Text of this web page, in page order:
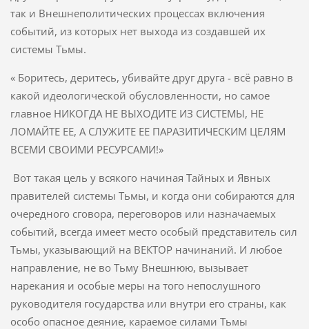
так и Внешнеполитических процессах включения
событий, из которых нет выхода из создавшей их
системы Тьмы.
« Боритесь, деритесь, убивайте друг друга - всё равно в
какой идеологической обусловленности, но самое
главное НИКОГДА НЕ ВЫХОДИТЕ ИЗ СИСТЕМЫ, НЕ
ЛОМАЙТЕ ЕЕ, А СЛУЖИТЕ ЕЕ ПАРАЗИТИЧЕСКИМ ЦЕЛЯМ
ВСЕМИ СВОИМИ РЕСУРСАМИ!»
Вот такая цель у всякого начиная Тайных и Явных
правителей системы Тьмы, и когда они собираются для
очередного сговора, переговоров или назначаемых
событий, всегда имеет место особый представитель сил
Тьмы, указывающий на ВЕКТОР начинаний. И любое
направление, не во Тьму Внешнюю, вызывает
нарекания и особые меры на того непослушного
руководителя государства или внутри его страны, как
особо опасное деяние, караемое силами Тьмы